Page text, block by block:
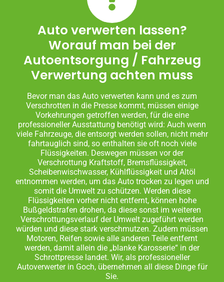
Auto verwerten lassen?
Worauf man bei der
Autoentsorgung / Fahrzeug
Verwertung achten muss
Bevor man das Auto verwerten kann und es zum
Verschrotten in die Presse kommt, müssen einige
Vorkehrungen getroffen werden, für die eine
professioneller Ausstattung benötigt wird: Auch wenn
viele Fahrzeuge, die entsorgt werden sollen, nicht mehr
fahrtauglich sind, so enthalten sie oft noch viele
Flüssigkeiten. Deswegen müssen vor der
Verschrottung Kraftstoff, Bremsflüssigkeit,
Scheibenwischwasser, Kühlflüssigkeit und Altöl
entnommen werden, um das Auto trocken zu legen und
somit die Umwelt zu schützen. Werden diese
Flüssigkeiten vorher nicht entfernt, können hohe
Bußgeldstrafen drohen, da diese sonst im weiteren
Verschrottungsverlauf der Umwelt zugeführt werden
würden und diese stark verschmutzen. Zudem müssen
Motoren, Reifen sowie alle anderen Teile entfernt
werden, damit allein die „blanke Karosserie“ in der
Schrottpresse landet. Wir, als professioneller
Autoverwerter in Goch, übernehmen all diese Dinge für
Sie.